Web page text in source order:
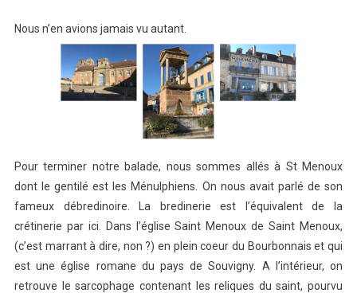
Nous n’en avions jamais vu autant.
Pour terminer notre balade, nous sommes allés à St Menoux
dont le gentilé est les Ménulphiens. On nous avait parlé de son
fameux débredinoire. La bredinerie est l’équivalent de la
crétinerie par ici. Dans l’église Saint Menoux de Saint Menoux,
(c’est marrant à dire, non ?) en plein coeur du Bourbonnais et qui
est une église romane du pays de Souvigny. A l’intérieur, on
retrouve le sarcophage contenant les reliques du saint, pourvu